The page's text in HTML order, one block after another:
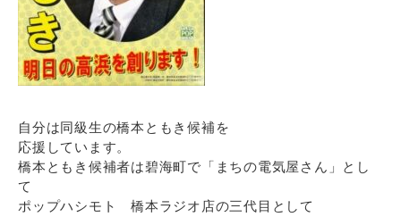
自分は同級生の橋本ともき候補を
応援しています。
橋本ともき候補者は碧海町で「まちの電気屋さん」とし
て
ポップハシモト 橋本ラジオ店の三代目として